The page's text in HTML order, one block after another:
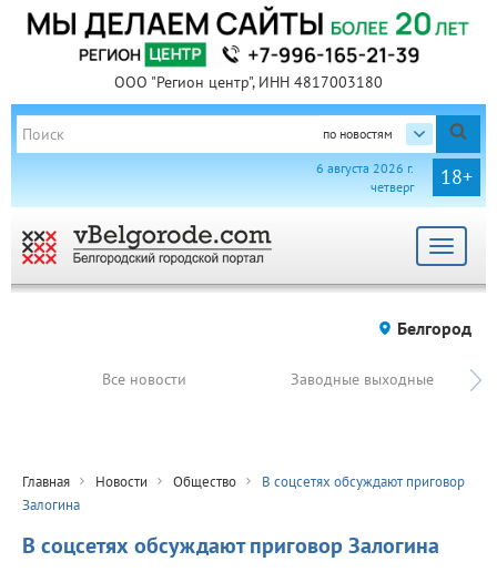
ООО "Регион центр", ИНН 4817003180
по новостям
18+
6 августа 2026 г.
четверг
Toggle
Белгород
Все новости Заводные выходные
Главная Новости Общество
В соцсетях обсуждают приговор
Залогина
В соцсетях обсуждают приговор Залогина